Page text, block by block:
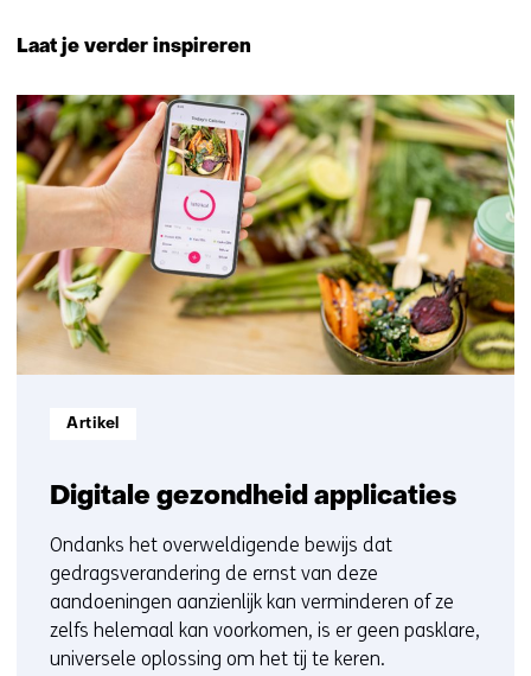
(Neem
contact
met
ons
op)
Laat je verder inspireren
3
resultaten,
getoond
1
t/m
3
Digitale gezondheid applicaties
Informatietype:
Artikel
Ondanks het overweldigende bewijs dat
gedragsverandering de ernst van deze
aandoeningen aanzienlijk kan verminderen of ze
zelfs helemaal kan voorkomen, is er geen pasklare,
universele oplossing om het tij te keren.